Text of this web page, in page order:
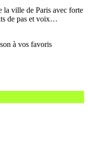
la ville de Paris avec forte
de pas et voix…